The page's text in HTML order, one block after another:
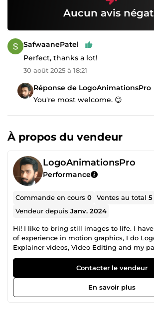
Aucun avis
SafwaanePatel
Perfect, thanks a lot!
30 août 2025 à 18:21
Réponse de LogoAnimationsPro
You're most welcome. 😊
À propos du vendeur
LogoAnimationsPro
Performance
Commande en cours0 Ventes au total5
Vendeur depuisJanv. 2024
Hi! I like to bring still images to life. I have
of experience in motion graphics, I do
Explainer videos, Video Editing and my
every day. I have been working on
Effects, Photoshop, Maya, and Keyshot.
someone to make some really creative
animations 2d 3d videos then you are in
am Here to help you Please click on my
Contacter le vendeur
En savoir plus